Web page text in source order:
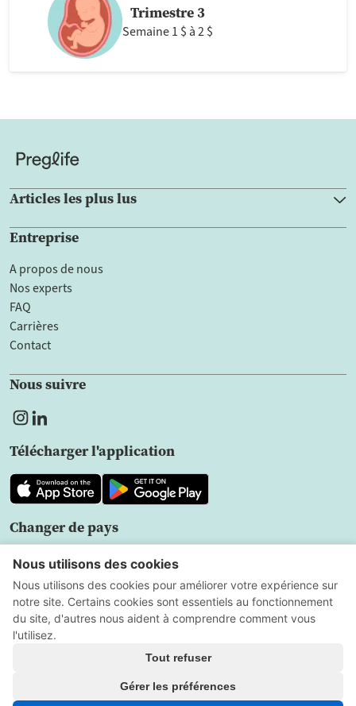
Trimestre 3
Semaine 1 $ à 2 $
Articles les plus lus
Entreprise
A propos de nous
Nos experts
FAQ
Carrières
Contact
Nous suivre
Télécharger l'application
Changer de pays
FR
Politique de confidentialité
Paramètres des cookies